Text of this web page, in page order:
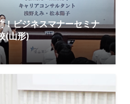
！ビジネスマナーセミナ
(山形)